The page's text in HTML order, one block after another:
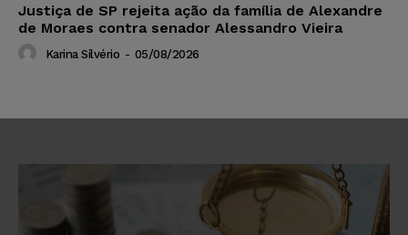
Justiça de SP rejeita ação da família de Alexandre
de Moraes contra senador Alessandro Vieira
Karina Silvério - 05/08/2026